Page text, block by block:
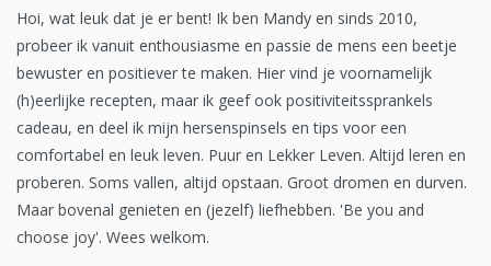
Hoi, wat leuk dat je er bent! Ik ben Mandy en sinds 2010,
probeer ik vanuit enthousiasme en passie de mens een beetje
bewuster en positiever te maken. Hier vind je voornamelijk
(h)eerlijke recepten, maar ik geef ook positiviteitssprankels
cadeau, en deel ik mijn hersenspinsels en tips voor een
comfortabel en leuk leven. Puur en Lekker Leven. Altijd leren en
proberen. Soms vallen, altijd opstaan. Groot dromen en durven.
Maar bovenal genieten en (jezelf) liefhebben. 'Be you and
choose joy'. Wees welkom.